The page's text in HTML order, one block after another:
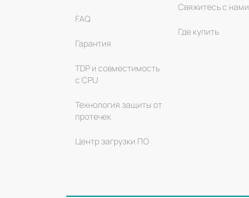
FAQ
Гарантия
TDP и совместимость
с CPU
Технология защиты от
протечек
Центр загрузки ПО
Свяжитесь с нами
Где купить